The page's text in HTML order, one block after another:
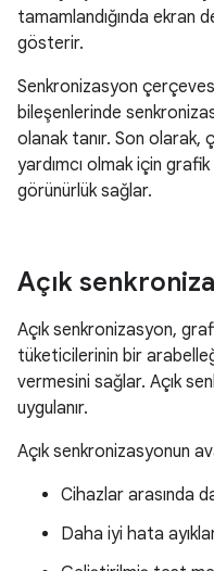
tamamlandığında ekran
gösterir.
Senkronizasyon
bileşenlerinde
olanak tanır. Son olarak,
yardımcı olmak için grafik
görünürlük sağlar.
Açık
Açık senkronizasyon,
tüketicilerinin bir
vermesini sağlar. Açık
uygulanır.
Açık senkronizasyonun
Cihazlar arasında
Daha iyi hata